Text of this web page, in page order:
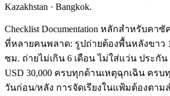
Kazakhstan · Bangkok.
Checklist Documentation หลักสำหรับคา
ที่หลายคนพลาด: รูปถ่ายต้องพื้นหลังขาว
ซม. ถ่ายไม่เกิน 6 เดือน ไม่ใส่แว่น ประกัน
USD 30,000 ครบทุกด้านเหตุฉุกเฉิน ครบ
วันก่อน/หลัง การจัดเรียงในแฟ้มต้องตาม